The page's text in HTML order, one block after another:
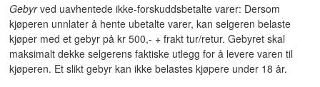
Gebyrved uavhentede ikke-forskuddsbetalte varer: Dersom
kjøperen unnlater å hente ubetalte varer, kan selgeren belaste
kjøper med et gebyr på kr 500,- + frakt tur/retur. Gebyret skal
maksimalt dekke selgerens faktiske utlegg for å levere varen til
kjøperen. Et slikt gebyr kan ikke belastes kjøpere under 18 år.